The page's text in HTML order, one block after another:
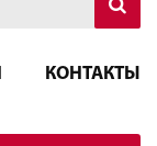
КОНТАКТЫ